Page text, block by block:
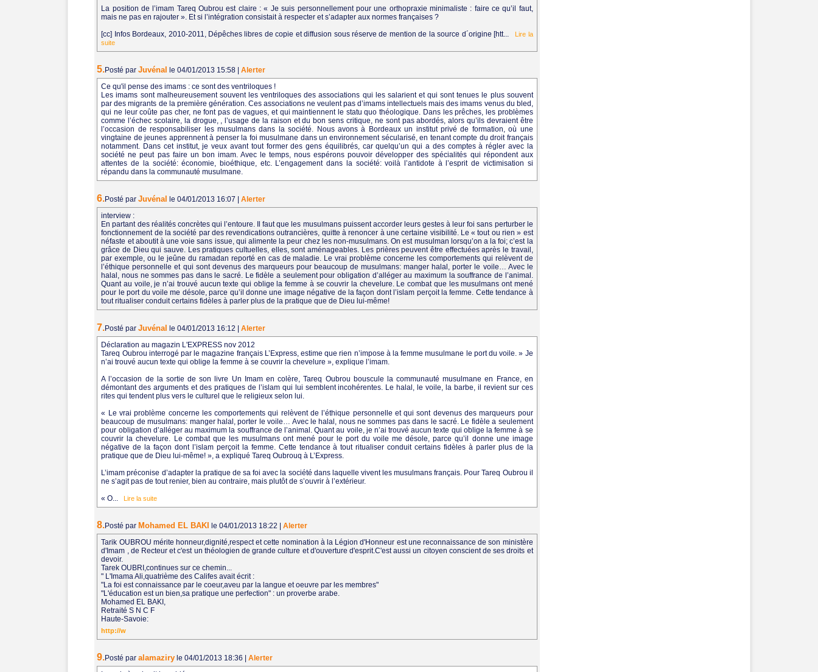
La position de l’imam Tareq Oubrou est claire : « Je suis personnellement pour une orthopraxie minimaliste : faire ce qu’il faut,
mais ne pas en rajouter ». Et si l’intégration consistait à respecter et s’adapter aux normes françaises ?
[cc] Infos Bordeaux, 2010-2011, Dépêches libres de copie et diffusion sous réserve de mention de la source d´origine [htt...
Lire la
suite
5.Posté par Juvénal le 04/01/2013 15:58
Alerter
Ce qu'il pense des imams : ce sont des ventriloques !
Les imams sont malheureusement souvent les ventriloques des associations qui les salarient et qui sont tenues le plus souvent
par des migrants de la première génération. Ces associations ne veulent pas d’imams intellectuels mais des imams venus du bled,
qui ne leur coûte pas cher, ne font pas de vagues, et qui maintiennent le statu quo théologique. Dans les prêches, les problèmes
comme l’échec scolaire, la drogue, , l’usage de la raison et du bon sens critique, ne sont pas abordés, alors qu’ils devraient être
l’occasion de responsabiliser les musulmans dans la société. Nous avons à Bordeaux un institut privé de formation, où une
vingtaine de jeunes apprennent à penser la foi musulmane dans un environnement sécularisé, en tenant compte du droit français
notamment. Dans cet institut, je veux avant tout former des gens équilibrés, car quelqu’un qui a des comptes à régler avec la
société ne peut pas faire un bon imam. Avec le temps, nous espérons pouvoir développer des spécialités qui répondent aux
attentes de la société: économie, bioéthique, etc. L’engagement dans la société: voilà l’antidote à l’esprit de victimisation si
répandu dans la communauté musulmane.
6.Posté par Juvénal le 04/01/2013 16:07
Alerter
interview :
En partant des réalités concrètes qui l’entoure. Il faut que les musulmans puissent accorder leurs gestes à leur foi sans perturber le
fonctionnement de la société par des revendications outrancières, quitte à renoncer à une certaine visibilité. Le « tout ou rien » est
néfaste et aboutit à une voie sans issue, qui alimente la peur chez les non-musulmans. On est musulman lorsqu’on a la foi; c’est la
grâce de Dieu qui sauve. Les pratiques cultuelles, elles, sont aménageables. Les prières peuvent être effectuées après le travail,
par exemple, ou le jeûne du ramadan reporté en cas de maladie. Le vrai problème concerne les comportements qui relèvent de
l’éthique personnelle et qui sont devenus des marqueurs pour beaucoup de musulmans: manger halal, porter le voile… Avec le
halal, nous ne sommes pas dans le sacré. Le fidèle a seulement pour obligation d’alléger au maximum la souffrance de l’animal.
Quant au voile, je n’ai trouvé aucun texte qui oblige la femme à se couvrir la chevelure. Le combat que les musulmans ont mené
pour le port du voile me désole, parce qu’il donne une image négative de la façon dont l’islam perçoit la femme. Cette tendance à
tout ritualiser conduit certains fidèles à parler plus de la pratique que de Dieu lui-même!
7.Posté par Juvénal le 04/01/2013 16:12
Alerter
Déclaration au magazin L'EXPRESS nov 2012
Tareq Oubrou interrogé par le magazine français L’Express, estime que rien n’impose à la femme musulmane le port du voile. » Je
n’ai trouvé aucun texte qui oblige la femme à se couvrir la chevelure », explique l’imam.
A l’occasion de la sortie de son livre Un Imam en colère, Tareq Oubrou bouscule la communauté musulmane en France, en
démontant des arguments et des pratiques de l’islam qui lui semblent incohérentes. Le halal, le voile, la barbe, il revient sur ces
rites qui tendent plus vers le culturel que le religieux selon lui.
« Le vrai problème concerne les comportements qui relèvent de l’éthique personnelle et qui sont devenus des marqueurs pour
beaucoup de musulmans: manger halal, porter le voile… Avec le halal, nous ne sommes pas dans le sacré. Le fidèle a seulement
pour obligation d’alléger au maximum la souffrance de l’animal. Quant au voile, je n’ai trouvé aucun texte qui oblige la femme à se
couvrir la chevelure. Le combat que les musulmans ont mené pour le port du voile me désole, parce qu’il donne une image
négative de la façon dont l’islam perçoit la femme. Cette tendance à tout ritualiser conduit certains fidèles à parler plus de la
pratique que de Dieu lui-même! », a expliqué Tareq Oubrouq à L’Express.
L’imam préconise d’adapter la pratique de sa foi avec la société dans laquelle vivent les musulmans français. Pour Tareq Oubrou il
ne s’agit pas de tout renier, bien au contraire, mais plutôt de s’ouvrir à l’extérieur.
« O... Lire la suite
8.Posté par Mohamed EL BAKI le 04/01/2013 18:22 | Alerter
Tarik OUBROU mérite honneur,dignité,respect et cette nomination à la Légion d'Honneur est une reconnaissance de son ministère
d'Imam , de Recteur et c'est un théologien de grande culture et d'ouverture d'esprit.C'est aussi un citoyen conscient de ses droits et
devoir.
Tarek OUBRI,continues sur ce chemin...
" L'Imama Ali,quatrième des Califes avait écrit :
"La foi est connaissance par le coeur,aveu par la langue et oeuvre par les membres"
"L'éducation est un bien,sa pratique une perfection" : un proverbe arabe.
Mohamed EL BAKI,
Retraité S N C F
Haute-Savoie:
http://w
9.Posté par alamaziry le 04/01/2013 18:36 | Alerter